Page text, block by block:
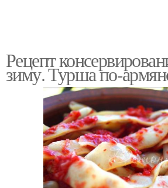
Рецепт
зиму. Турша по-